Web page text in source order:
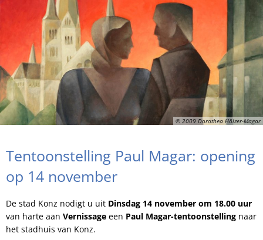
© 2009 Dorothea Hölzer-Magar
Tentoonstelling Paul Magar: opening
op 14 november
De stad Konz nodigt u uit Dinsdag 14 november om 18.00 uur
van harte aan Vernissage een Paul Magar-tentoonstelling naar
het stadhuis van Konz.